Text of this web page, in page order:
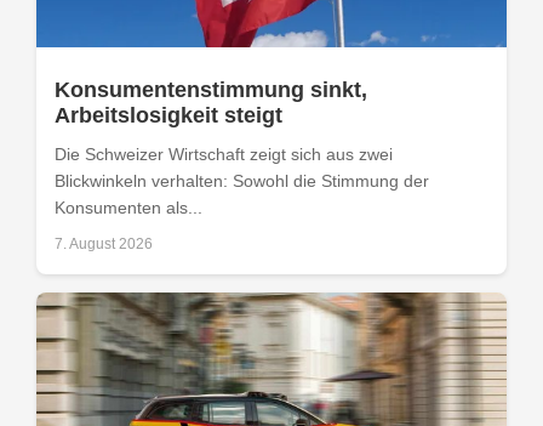
Konsumentenstimmung sinkt,
Arbeitslosigkeit steigt
Die Schweizer Wirtschaft zeigt sich aus zwei
Blickwinkeln verhalten: Sowohl die Stimmung der
Konsumenten als...
7. August 2026